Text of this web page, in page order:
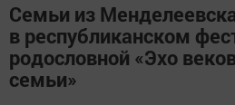
Семьи из
в республиканском
родословной «Эхо
семьи»